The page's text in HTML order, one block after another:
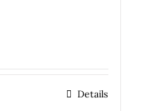
Details